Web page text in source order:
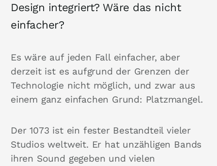
Design integriert? Wäre das nicht
einfacher?
Es wäre auf jeden Fall einfacher, aber
derzeit ist es aufgrund der Grenzen der
Technologie nicht möglich, und zwar aus
einem ganz einfachen Grund: Platzmangel.
Der 1073 ist ein fester Bestandteil vieler
Studios weltweit. Er hat unzähligen Bands
ihren Sound gegeben und vielen